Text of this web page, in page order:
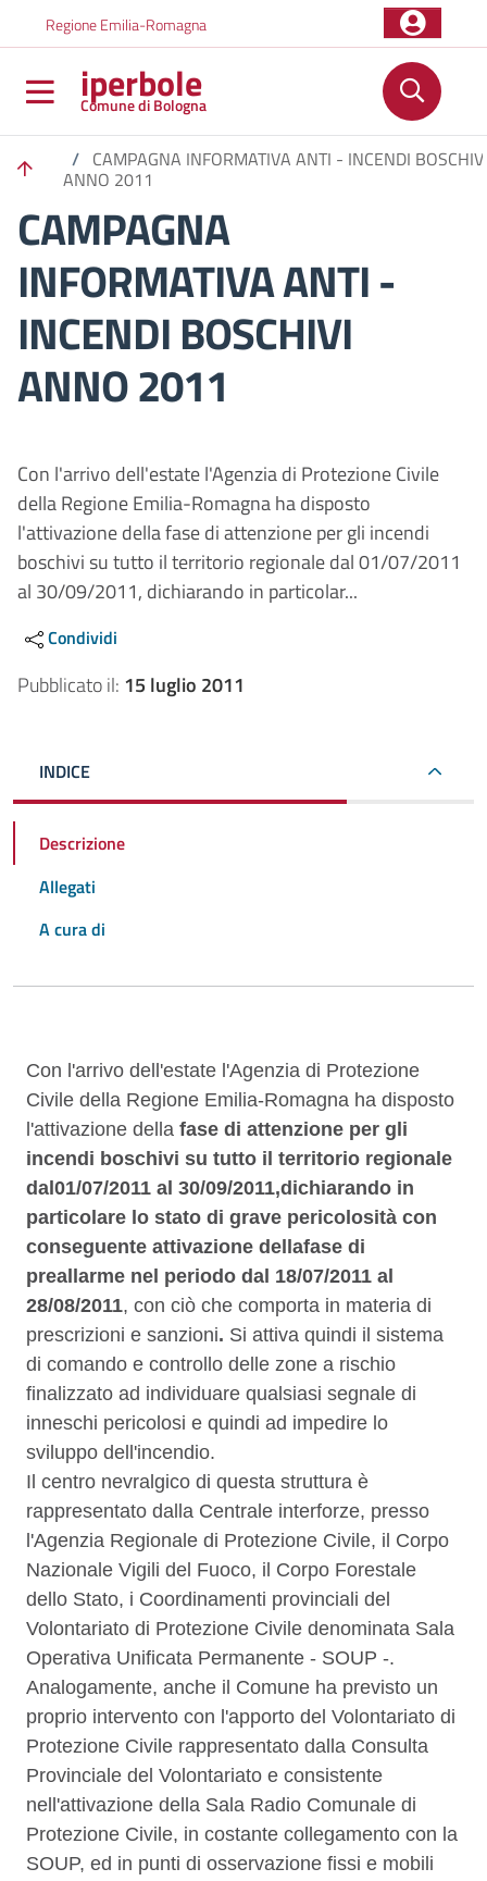
Regione Emilia-Romagna
iperbole
Comune di Bologna
/ CAMPAGNA INFORMATIVA ANTI - INCENDI BOSCHIVI
ANNO 2011
CAMPAGNA
INFORMATIVA ANTI -
INCENDI BOSCHIVI
ANNO 2011
Con l'arrivo dell'estate l'Agenzia di Protezione Civile
della Regione Emilia-Romagna ha disposto
l'attivazione della fase di attenzione per gli incendi
boschivi su tutto il territorio regionale dal 01/07/2011
al 30/09/2011, dichiarando in particolar...
Condividi
Pubblicato il: 15 luglio 2011
INDICE
Descrizione
Allegati
A cura di
Descrizione
Con l'arrivo dell'estate l'Agenzia di Protezione
Civile della Regione Emilia-Romagna ha disposto
l'attivazione della fase di attenzione per gli
incendi boschivi su tutto il territorio regionale
dal 01/07/2011 al 30/09/2011,dichiarando in
particolare lo stato di grave pericolosità con
conseguente attivazione dellafase di
preallarme nel periodo dal 18/07/2011 al
28/08/2011, con ciò che comporta in materia di
prescrizioni e sanzioni. Si attiva quindi il sistema
di comando e controllo delle zone a rischio
finalizzato ad individuare qualsiasi segnale di
inneschi pericolosi e quindi ad impedire lo
sviluppo dell'incendio.
Il centro nevralgico di questa struttura è
rappresentato dalla Centrale interforze, presso
l'Agenzia Regionale di Protezione Civile, il Corpo
Nazionale Vigili del Fuoco, il Corpo Forestale
dello Stato, i Coordinamenti provinciali del
Volontariato di Protezione Civile denominata Sala
Operativa Unificata Permanente - SOUP -.
Analogamente, anche il Comune ha previsto un
proprio intervento con l'apporto del Volontariato di
Protezione Civile rappresentato dalla Consulta
Provinciale del Volontariato e consistente
nell'attivazione della Sala Radio Comunale di
Protezione Civile, in costante collegamento con la
SOUP, ed in punti di osservazione fissi e mobili